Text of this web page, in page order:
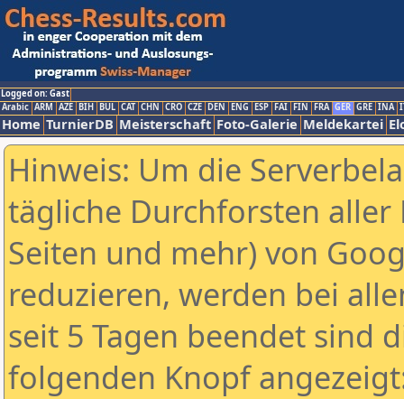
Logged on: Gast
Arabic ARM AZE BIH BUL CAT CHN CRO CZE DEN ENG ESP FAI FIN FRA GER GRE INA
Home TurnierDB Meisterschaft Foto-Galerie Meldekartei
Hinweis: Um die
tägliche Durchforsten aller
Seiten und mehr) von
reduzieren, werden bei
seit 5 Tagen beendet sind
folgenden Knopf